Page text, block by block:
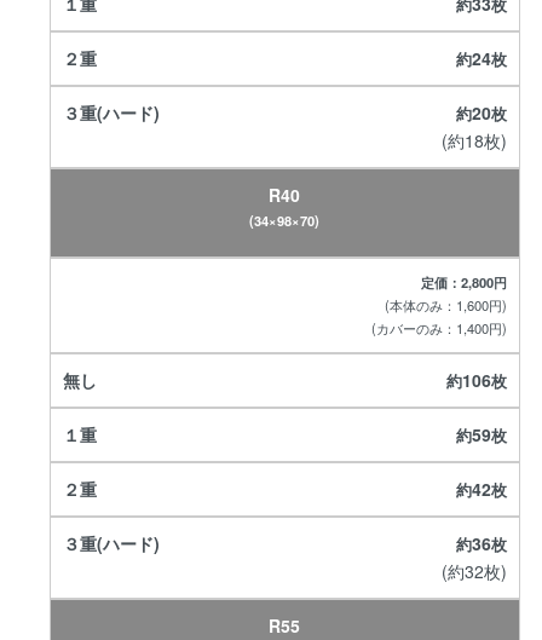
24
20
(約18枚)
R40
(34×98×70)
定価：2,800円
(本体のみ：1,600円)
(カバーのみ：1,400円)
106
59
42
36
(約32枚)
R55